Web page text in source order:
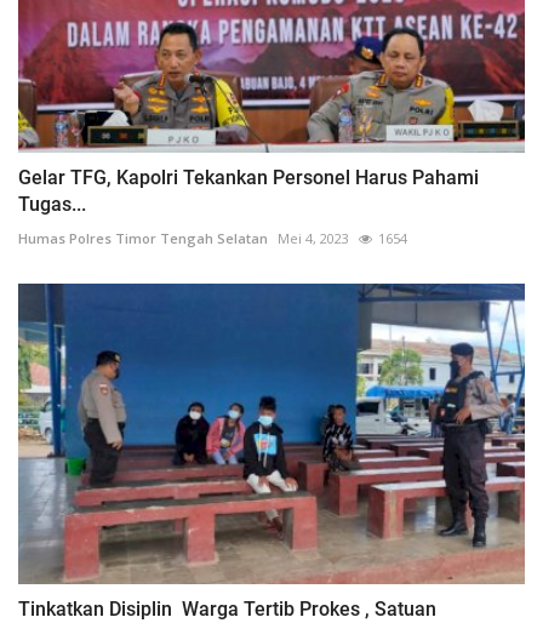
Gelar TFG, Kapolri Tekankan Personel Harus Pahami
Tugas...
Humas Polres Timor Tengah Selatan Mei 4, 2023 1654
Tinkatkan Disiplin Warga Tertib Prokes , Satuan